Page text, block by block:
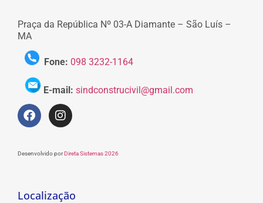
Praça da República Nº 03-A Diamante – São Luís –
MA
Fone: 098 3232-1164
E-mail: sindconstrucivil@gmail.com
Desenvolvido porDireta Sistemas 2026
Localização